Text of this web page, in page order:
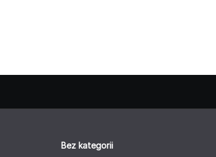
Bez kategorii